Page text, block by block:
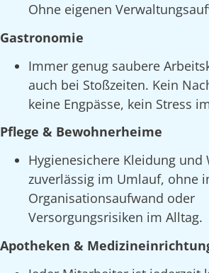
Ohne eigenen
Gastronomie
Immer genug saubere
auch bei Stoßzeiten. Kein
keine Engpässe, kein Stress
Pflege & Bewohnerheime
Hygienesichere Kleidung und
zuverlässig im Umlauf, ohne
Organisationsaufwand oder
Versorgungsrisiken im Alltag.
Apotheken &